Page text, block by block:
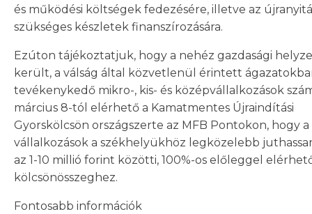
és működési költségek fedezésére, illetve az
szükséges készletek finanszírozására.
Ezúton tájékoztatjuk, hogy a nehéz gazdasági
került, a válság által közvetlenül érintett
tevékenykedő mikro-, kis- és középvállalkozások
március 8-tól elérhető a Kamatmentes Újraindítási
Gyorskölcsön országszerte az MFB Pontokon, hogy a
vállalkozások a székhelyükhöz legközelebb
az 1-10 millió forint közötti, 100%-os előleggel
kölcsönösszeghez.
Fontosabb információk